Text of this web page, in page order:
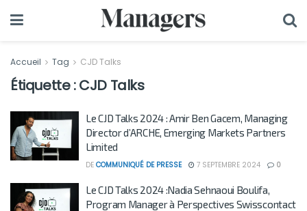
Accueil Tag CJD Talks
Étiquette :CJD Talks
Le CJD Talks 2024 : Amir Ben Gacem, Managing
Director d’ARCHE, Emerging Markets Partners
Limited
DE COMMUNIQUÉ DE PRESSE 7 SEPTEMBRE 2024 0
Le CJD Talks 2024 :Nadia Sehnaoui Boulifa,
Program Manager à Perspectives Swisscontact